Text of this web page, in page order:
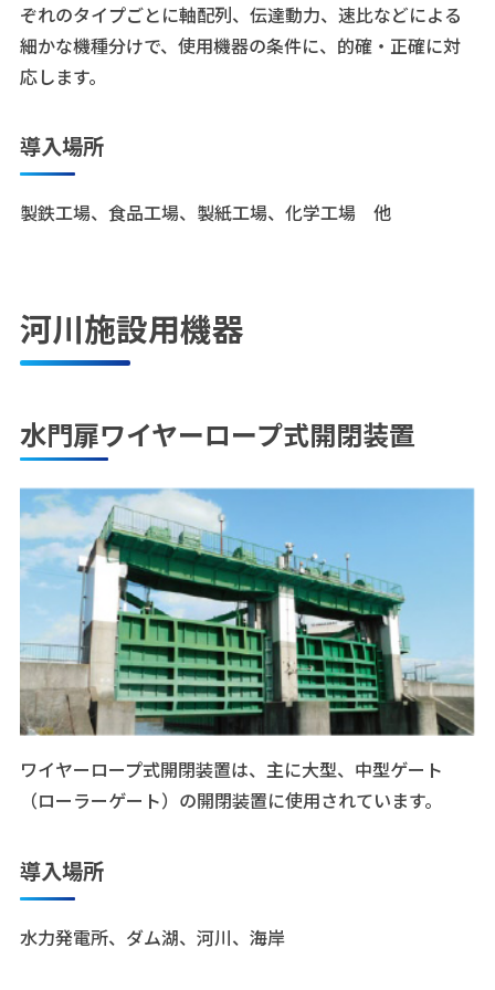
ぞれのタイプごとに軸配列、伝達動力、速比などによる
細かな機種分けで、使用機器の条件に、的確・正確に対
応します。
導入場所
製鉄工場、食品工場、製紙工場、化学工場 他
河川施設用機器
水門扉ワイヤーロープ式開閉装置
ワイヤーロープ式開閉装置は、主に大型、中型ゲート
（ローラーゲート）の開閉装置に使用されています。
導入場所
水力発電所、ダム湖、河川、海岸